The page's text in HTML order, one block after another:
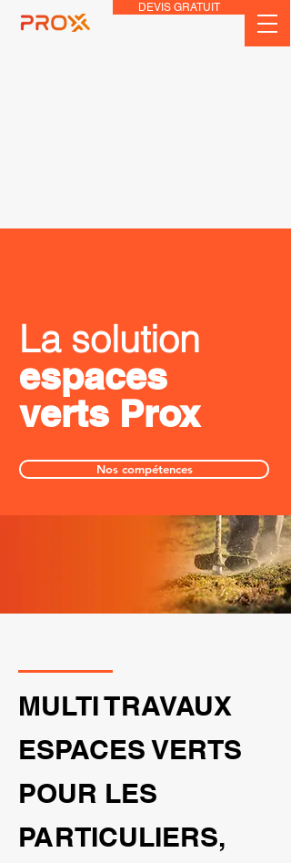
DEVIS GRATUIT
La solution
espaces
verts Prox
Nos compétences
MULTI TRAVAUX
ESPACES VERTS
POUR LES
PARTICULIERS,